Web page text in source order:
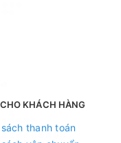
KHÁCH HÀNG
thanh toán